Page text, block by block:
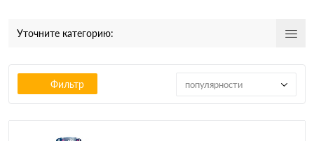
Уточните категорию:
Фильтр популярности